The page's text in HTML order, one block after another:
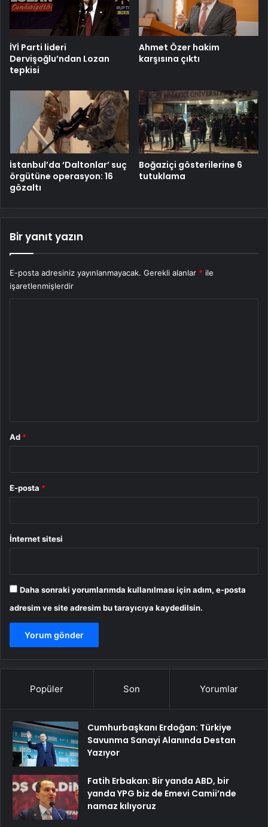
İYİ Parti lideri
Dervişoğlu’ndan Lozan
tepkisi
Ahmet Özer hakim
karşısına çıktı
İstanbul’da ‘Daltonlar’ suç
örgütüne operasyon: 16
gözaltı
Boğaziçi gösterilerine 6
tutuklama
Bir yanıt yazın
E-posta adresiniz yayınlanmayacak. Gerekli alanlar * ile
işaretlenmişlerdir
Ad *
E-posta *
İnternet sitesi
Daha sonraki yorumlarımda kullanılması için adım, e-posta
adresim ve site adresim bu tarayıcıya kaydedilsin.
Popüler Son Yorumlar
Cumhurbaşkanı Erdoğan: Türkiye
Savunma Sanayi Alanında Destan
Yazıyor
Fatih Erbakan: Bir yanda ABD, bir
yanda YPG biz de Emevi Camii’nde
namaz kılıyoruz